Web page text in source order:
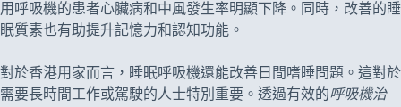
用呼吸機的患者心臟病和中風發生率明顯下降。同時，改善的睡
眠質素也有助提升記憶力和認知功能。
對於香港用家而言，睡眠呼吸機還能改善日間嗜睡問題。這對於
需要長時間工作或駕駛的人士特別重要。透過有效的呼吸機治